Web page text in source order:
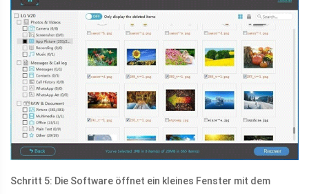
Schritt 5: Die Software öffnet ein kleines Fenster mit dem